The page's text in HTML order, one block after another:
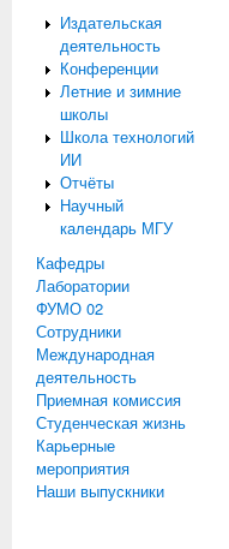
Издательская
деятельность
Конференции
Летние и зимние
школы
Школа технологий
ИИ
Отчёты
Научный
календарь МГУ
Кафедры
Лаборатории
ФУМО 02
Сотрудники
Международная
деятельность
Приемная комиссия
Студенческая жизнь
Карьерные
мероприятия
Наши выпускники